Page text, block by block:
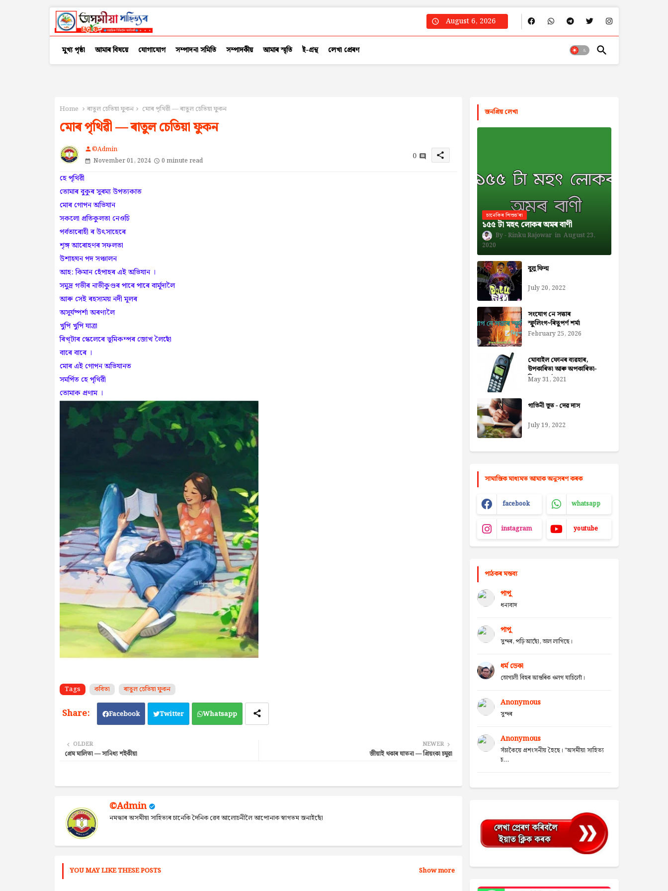
August 6, 2026
মুখ্য পৃষ্ঠা আমাৰ বিষয়ে যোগাযোগ সম্পাদনা সমিতি সম্পাদকীয় আমাৰ স্মৃতি ই-গ্ৰন্থ লেখা প্ৰেৰণ
Home ৰাতুল চেতিয়া ফুকন মোৰ পৃথিৱী — ৰাতুল চেতিয়া ফুকন
মোৰ পৃথিৱী — ৰাতুল চেতিয়া ফুকন
person©Admin
November 01, 2024
0 minute read 0 share
হে পৃথিৱী
তোমাৰ বুকুৰ সুৰম্য উপত্যকাত
মোৰ গোপন অভিযান
সকলো প্ৰতিকুলতা নেওচি
পৰ্বতাৰোহী ৰ উৎসাহেৰে
শৃঙ্গ আৰোহণৰ সফলতা
উশাহঘন পদ সঞ্চালন
আহ: কিমান হেঁপাহৰ এই অভিযান ।
সমুদ্ৰ গভীৰ নাভীকুণ্ডৰ পাৰে পাৰে বাৰ্মূদালৈ
আৰু সেই ৰহস্যময় নদী মূলৰ
অসূৰ্যষ্পৰ্শা অৰণ্যলৈ
খুপি খুপি যাত্ৰা
ৰিখ্টাৰ স্কেলেৰে ভূমিকম্পৰ জোখ লৈছোঁ
বাৰে বাৰে ।
মোৰ এই গোপন অভিযানত
সমৰ্পিত হে পৃথিৱী
তোমাক প্ৰণাম ।
Tags কবিতা ৰাতুল চেতিয়া ফুকন
Facebook Twitter Whatsapp
NEWER
জীয়াই থকাৰ যাতনা — প্ৰিয়ংকা চমুৱা
OLDER
প্ৰেম মালিতা — সানিধ্য শইকীয়া
©Admin
নমস্কাৰ অসমীয়া সাহিত্যৰ চানেকি দৈনিক ৱেব আলোচনীলৈ আপোনাক স্বাগতম জনাইছোঁ
YOU MAY LIKE THESE POSTS Show more
জনপ্রিয় লেখা
চানেকিৰ শিশুচ'ৰা
১৫৫ টা মহৎ লোকৰ অমৰ বাণী
Rinku Rajowar
August 23,
2020
বুলু ফিল্ম
July 20, 2022
সংযোগ নে সত্তাৰ
স্ফুলিংগ~ৰিতুপৰ্ণ শৰ্মা
February 25, 2026
মোবাইল ফোনৰ ব্যৱহাৰ,
উপকাৰিতা আৰু অপকাৰিতা-
নিজৰা বৰ্মন ডেকা
May 31, 2021
গাভিনী ভূত - দেৱ দাস
July 19, 2022
সামাজিক মাধ্যমত আমাক অনুসৰণ কৰক
facebook whatsapp
instagram youtube
পাঠকৰ মন্তব্য
পাপু
ধন্যবাদ
পাপু
সুন্দৰ, পঢ়ি আছোঁ, ভাল লাগিছে।
ধৰ্ম ডেকা
ভোগালী বিহুৰ আন্তৰিক ওলগ যাচিলোঁ।
Anonymous
সুন্দৰ
Anonymous
সঁচাকৈয়ে প্ৰশংসনীয় হৈছে। "অসমীয়া সাহিত্য
চ...